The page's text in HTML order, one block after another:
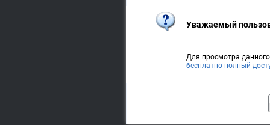
Уважаемый
Для просмотра
бесплатно полный